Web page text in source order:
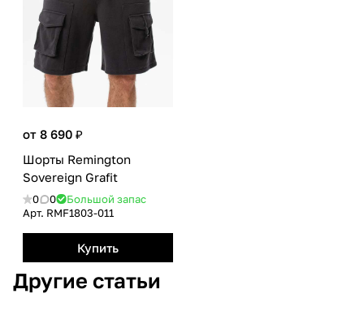
от 8 690 ₽
Шорты Remington
Sovereign Grafit
0 0
Большой запас
Арт. RMF1803-011
Купить
Другие статьи